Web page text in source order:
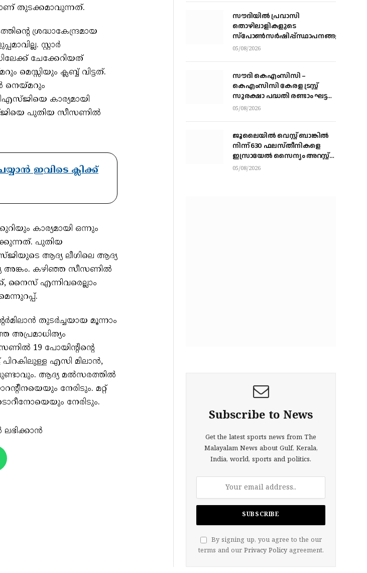
തുടക്കമാവുന്നത്.
ശ്രദ്ധാകേന്ദ്രമായ
സ്റ്റാര്‍
ചേക്കേറിയത്
ക്ലബ്ബ് വിട്ടത്.
നെയ്മറും
കാര്യമായി
പുതിയ സീസണില്‍
ഇവിടെ ക്ലിക്ക്
കാര്യമായി ഒന്നും
പുതിയ
ആദ്യ ലീഗിലെ ആദ്യ
അങ്കം. കഴിഞ്ഞ സീസണില്‍
നൈസ് എന്നിവരെല്ലാം
തുടര്‍ച്ചയായ മൂന്നാം
19 പോയിന്റിന്റെ
എസി മിലാന്‍,
ആദ്യ മല്‍സരത്തില്‍
നേരിടും. മറ്റ്
നേരിടും.
സൗദിയില്‍ പ്രവാസി
തൊഴിലാളികളുടെ
സ്‌പോണ്‍സര്‍ഷിപ്പ്സ്ഥാപനങ്ങളില്‍
നിന്ന് വ്യക്തികളിലേക്ക് മാറ്റാന്‍
05/08/2026
സൗദി കെഎംസിസി –
കെഎംസിസി കേരള ട്രസ്റ്റ്
സുരക്ഷാ പദ്ധതി രണ്ടാം ഘട്ട
ആനുകൂല്യ വിതരണം
05/08/2026
ജൂലൈയില്‍ വെസ്റ്റ് ബാങ്കില്‍
നിന്ന് 630 ഫലസ്തീനികളെ
ഇസ്രായേല്‍ സൈന്യം അറസ്റ്റ്
ചെയ്തു
05/08/2026
Subscribe to News
Get the latest sports news from The
Malayalam News about Gulf, Kerala,
India, world, sports and politics.
By signing up, you agree to the our
terms and our Privacy Policyagreement.